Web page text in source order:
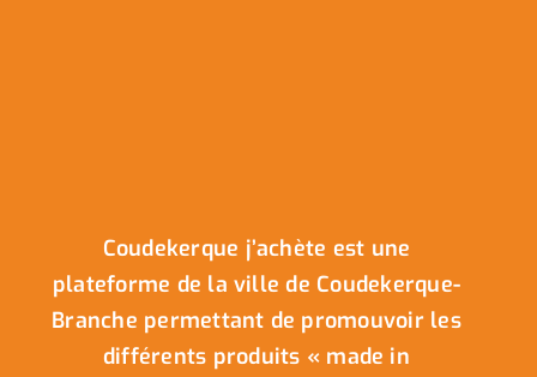
Coudekerque j’achète est une
plateforme de la ville de Coudekerque-
Branche permettant de promouvoir les
différents produits « made in